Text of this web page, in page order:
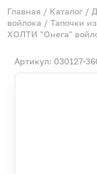
Главная / Каталог /
войлока / Тапочки
ХОЛТИ "Онега"
Артикул: 030127-